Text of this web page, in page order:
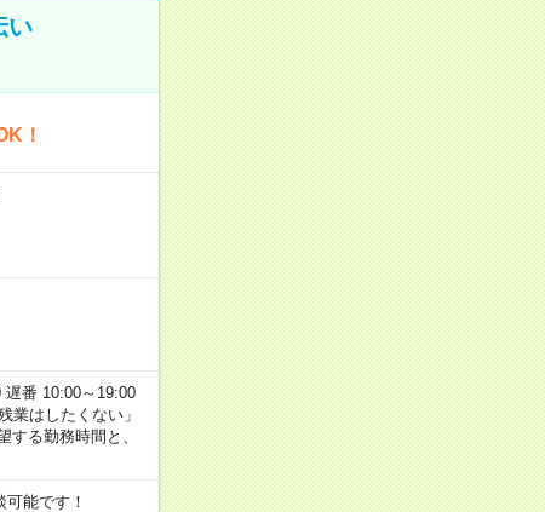
い
！
番 10:00～19:00
業はしたくない」
る勤務時間と、
能です！